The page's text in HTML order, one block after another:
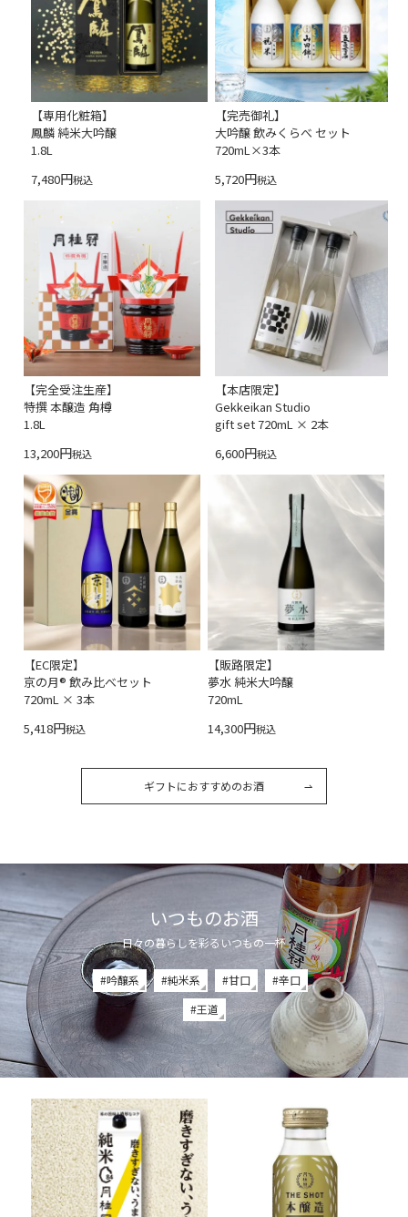
【専用化粧箱】
鳳麟 純米大吟醸
1.8L
7,480
税込
【完売御礼】
大吟醸 飲みくらべ セット
720mL×3本
5,720
税込
【完全受注生産】
特撰 本醸造 角樽
1.8L
13,200
税込
【本店限定】
Gekkeikan Studio
gift set 720mL × 2本
6,600
税込
【EC限定】
京の月® 飲み比べセット
720mL × 3本
5,418
税込
【販路限定】
夢水 純米大吟醸
720mL
14,300
税込
ギフトにおすすめのお酒
いつものお酒
日々の暮らしを彩るいつもの一杯
#吟醸系 #純米系 #甘口
#辛口
#王道